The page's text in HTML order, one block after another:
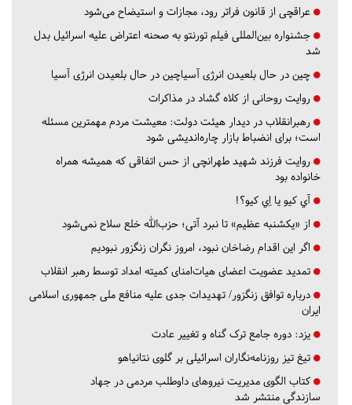
عراقچی از قانون فراتر رود، مجازات و استیضاح می‌شود
جشنواره بین‌المللی فیلم تورنتو به صحنه اعتراض علیه اسرائیل بدل
شد
چین در حال بلعیدن انرژی آسیاچین در حال بلعیدن انرژی آسیا
روایت روحانی از کلاه گشاد در مذاکرات
رهبرانقلاب در دیدار هیئت دولت: معیشت مردم مهمترین مسئله
است؛ برای انضباط بازار چاره‌اندیشی شود
روایت فرزند شهید طهرانچی از حس اتفاقی که همیشه همراه
خانواده بود
آي كيو يا اِي كيو؟!
از «یکشنبه عظیم» تا نبرد آتی؛ حزب‌الله خلع سلاح نمی‌شود
اگر این اقدام رضاخان نبود، امروز نگران زنگزور نبودیم
تمدید عضویت اعضای هیات‌امنای کمیته امداد توسط رهبر انقلاب
درباره توافق زنگزور/ تهدیدات جدی علیه منافع ملی جمهوری اسلامی
ایران
یزد: دوره جامع ترک گناه و تغییر عادت
تیغ تیز روزنامه‌نگاران اسرائیلی بر گلوی نتانیاهو
کتاب الگوی مدیریت نیروهای داوطلب مردمی در جهاد
سازندگی منتشر شد